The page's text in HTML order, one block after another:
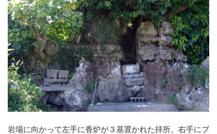
岩場に向かって左手に香炉が３基置かれた拝所、右手にブ